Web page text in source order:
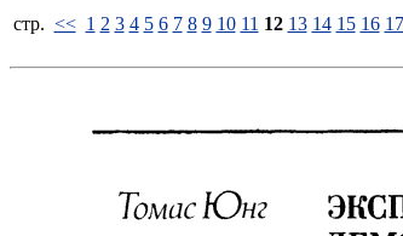
стp. << 1 2 3 4 5 6 7 8 9 10 11 12 13 14 15 16 17